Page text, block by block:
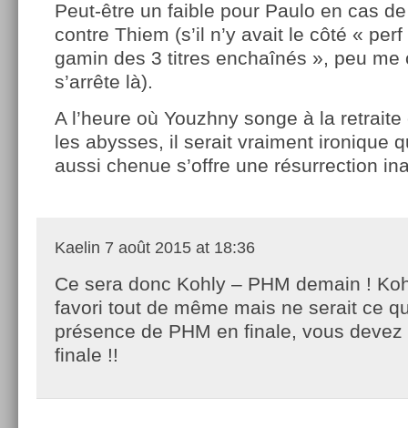
Peut-être un faible pour Paulo en cas
contre Thiem (s’il n’y avait le côté «
gamin des 3 titres enchaînés », peu me
s’arrête là).
A l’heure où Youzhny songe à la
les abysses, il serait vraiment ironique
aussi chenue s’offre une résurrection
Kaelin 7 août 2015 at 18:36
Ce sera donc Kohly – PHM demain !
favori tout de même mais ne serait ce
présence de PHM en finale, vous
finale !!